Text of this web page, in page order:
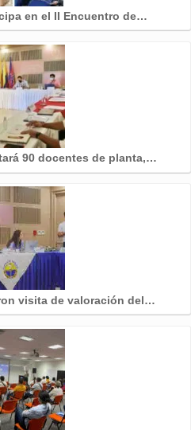
en el II Encuentro de…
90 docentes de planta,…
visita de valoración del…